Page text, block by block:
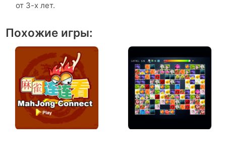
от 3-х лет.
Похожие игры: